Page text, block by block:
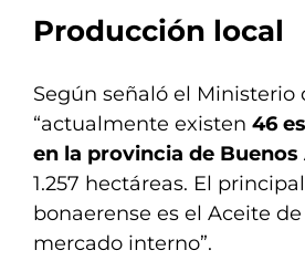
Producción local
Según señaló el Ministerio
“actualmente existen 46
en la provincia de Buenos
1.257 hectáreas. El
bonaerense es el Aceite
mercado interno”.